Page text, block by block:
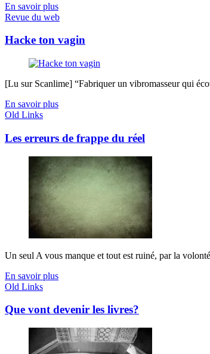
En savoir plus
Revue du web
Hacke ton vagin
[Lu sur Scanlime] “Fabriquer un vibromasseur qui
En savoir plus
Old Links
Les erreurs de frappe du réel
Un seul A vous manque et tout est ruiné, par la
En savoir plus
Old Links
Que vont devenir les livres?